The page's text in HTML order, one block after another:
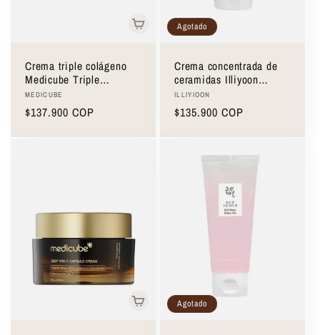
Crema triple colágeno
Medicube Triple
Collagen Cream 4.0
50ml
Proveedor:
MEDICUBE
Precio
$137.900 COP
Agotado
Crema concentrada de
ceramidas Illiyoon
Ceramide Ato
Concentrate Cream 230
ml
Proveedor:
ILLIYIOON
Precio
$135.900 COP
Agotado